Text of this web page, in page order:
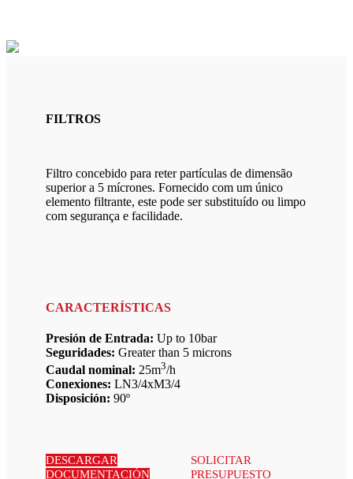
FILTROS
Filtro concebido para reter partículas de dimensão
superior a 5 mícrones. Fornecido com um único
elemento filtrante, este pode ser substituído ou limpo
com segurança e facilidade.
CARACTERÍSTICAS
Presión de Entrada: Up to 10bar
Seguridades: Greater than 5 microns
Caudal nominal: 25m3/h
Conexiones: LN3/4xM3/4
Disposición: 90º
DESCARGAR
DOCUMENTACIÓN
SOLICITAR
PRESUPUESTO